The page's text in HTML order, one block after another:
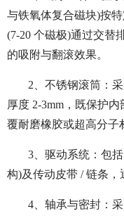
与铁氧体复合磁块)按
(7-20 个磁极)通过交替
的吸附与翻滚效果。
2、不锈钢滚筒：
厚度 2-3mm，既保护
覆耐磨橡胶或超高分子
3、驱动系统：包
构)及传动皮带 / 链条，
4、轴承与密封：